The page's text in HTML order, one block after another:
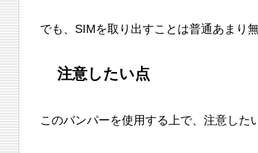
でも、SIMを取り出すことは普通あまり
注意したい点
このバンパーを使用する上で、注意した